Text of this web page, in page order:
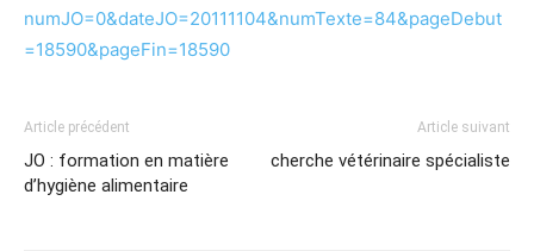
numJO=0&dateJO=20111104&numTexte=84&pageDebut
=18590&pageFin=18590
Article précédent
JO : formation en matière
d’hygiène alimentaire
Article suivant
cherche vétérinaire spécialiste